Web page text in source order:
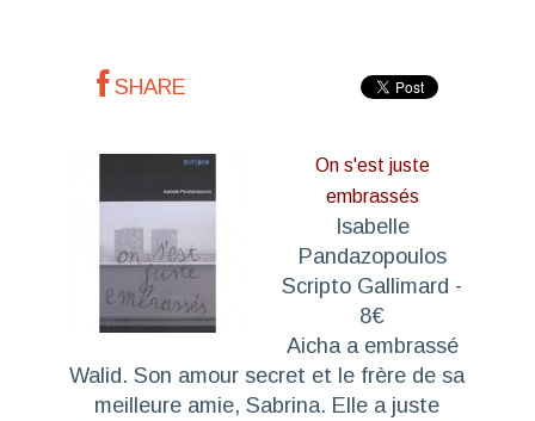
SHARE
On s'est juste
embrassés
Isabelle
Pandazopoulos
Scripto Gallimard -
8€
Aicha a embrassé
Walid. Son amour secret et le frère de sa
meilleure amie, Sabrina. Elle a juste